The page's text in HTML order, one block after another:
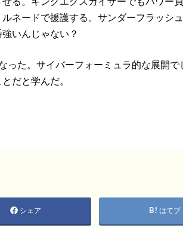
ネードで援護する。サンダーフラッシ
いんじゃない？
った。サイバーフォーミュラ的な展開で
だと学んだ。
シェア はてブ